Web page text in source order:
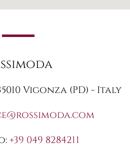
Vigonza (PD) - Italy
+39 049 8284211